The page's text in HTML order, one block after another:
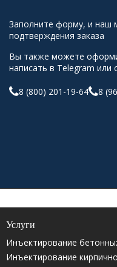
Заполните форму, и наш
подтверждения заказа
Вы также можете
написать в Telegram или
8 (800) 201-19-64 8
Услуги
Инъектирование
Инъектирование